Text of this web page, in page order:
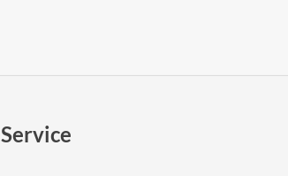
Service